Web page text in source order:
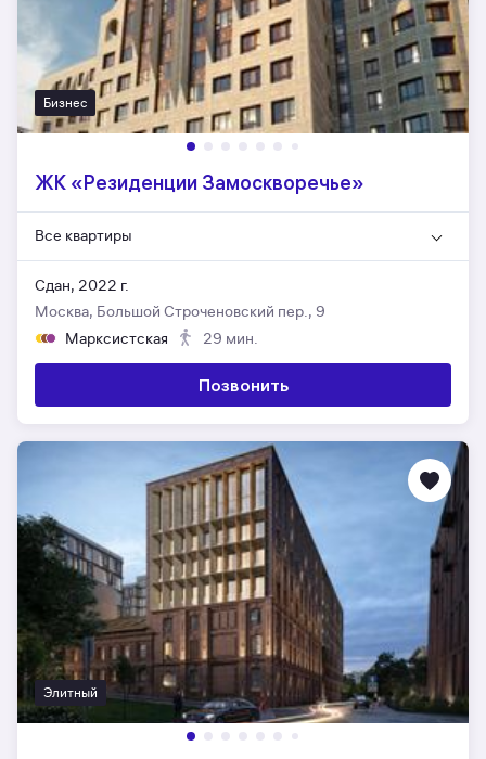
Бизнес
ЖК «Резиденции Замоскворечье»
Все квартиры
Сдан, 2022 г.
Москва, Большой Строченовский пер., 9
Марксистская
29 мин.
Позвонить
Элитный